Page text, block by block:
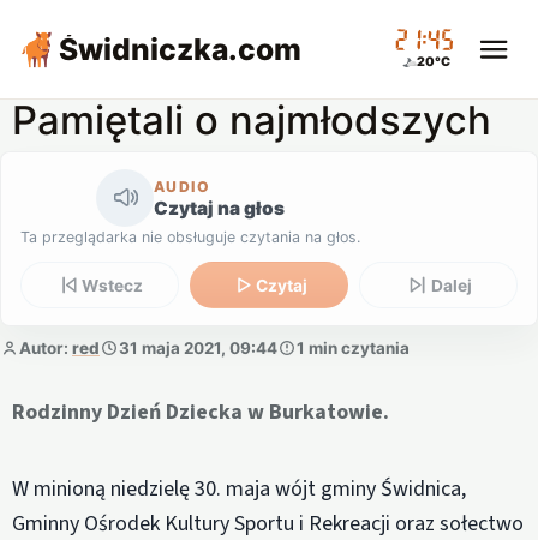
Świdniczka.com 21:45
20°C
Pamiętali o najmłodszych
AUDIO
Czytaj na głos
Ta przeglądarka nie obsługuje czytania na głos.
Wstecz Czytaj Dalej
Autor: red 31 maja 2021, 09:44 1 min czytania
Rodzinny Dzień Dziecka w Burkatowie.
W minioną niedzielę 30. maja wójt gminy Świdnica,
Gminny Ośrodek Kultury Sportu i Rekreacji oraz sołectwo